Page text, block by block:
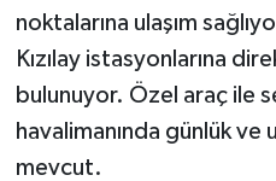
noktalarına ulaşım
Kızılay istasyonlarına
bulunuyor. Özel araç ile
havalimanında günlük ve
mevcut.